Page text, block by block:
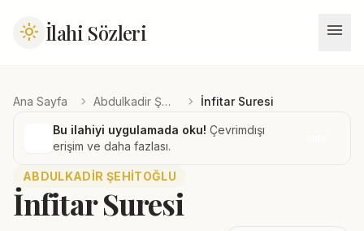
light_mode İlahi Sözleri menu
Ana Sayfa chevron_right Abdulkadir Şehitoğlu chevron_right İnfitar Suresi
Bu ilahiyi uygulamada oku! Çevrimdışı
erişim ve daha fazlası.
ABDULKADIR ŞEHITOĞLU
İnfitar Suresi